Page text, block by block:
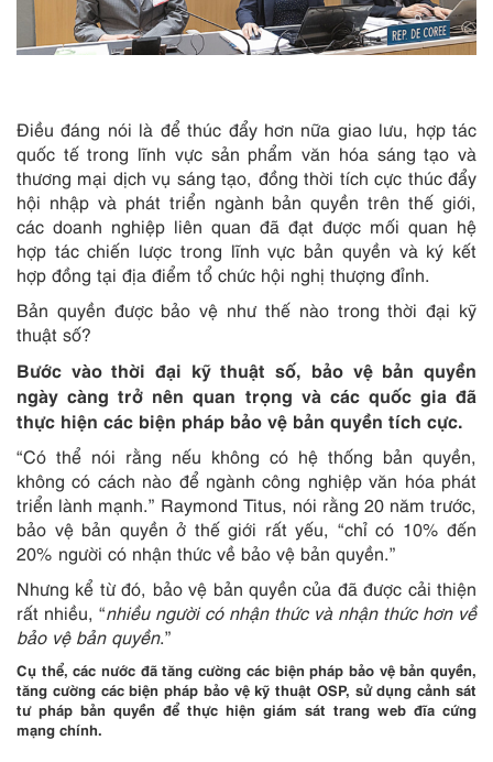
Điều đáng nói là để thúc đẩy hơn nữa giao lưu, hợp tác
quốc tế trong lĩnh vực sản phẩm văn hóa sáng tạo và
thương mại dịch vụ sáng tạo, đồng thời tích cực thúc đẩy
hội nhập và phát triển ngành bản quyền trên thế giới,
các doanh nghiệp liên quan đã đạt được mối quan hệ
hợp tác chiến lược trong lĩnh vực bản quyền và ký kết
hợp đồng tại địa điểm tổ chức hội nghị thượng đỉnh.
Bản quyền được bảo vệ như thế nào trong thời đại kỹ
thuật số?
Bước vào thời đại kỹ thuật số, bảo vệ bản quyền
ngày càng trở nên quan trọng và các quốc gia đã
thực hiện các biện pháp bảo vệ bản quyền tích cực.
“Có thể nói rằng nếu không có hệ thống bản quyền,
không có cách nào để ngành công nghiệp văn hóa phát
triển lành mạnh.” Raymond Titus, nói rằng 20 năm trước,
bảo vệ bản quyền ở thế giới rất yếu, “chỉ có 10% đến
20% người có nhận thức về bảo vệ bản quyền.”
Nhưng kể từ đó, bảo vệ bản quyền của đã được cải thiện
rất nhiều, “nhiều người có nhận thức và nhận thức hơn về
bảo vệ bản quyền.”
Cụ thể, các nước đã tăng cường các biện pháp bảo vệ bản quyền,
tăng cường các biện pháp bảo vệ kỹ thuật OSP, sử dụng cảnh sát
tư pháp bản quyền để thực hiện giám sát trang web đĩa cứng
mạng chính.